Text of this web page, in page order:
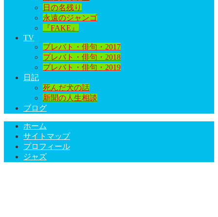
日の名残り
永遠のジャンゴ
『FAKE』
TV
プレバト・俳句・2017
プレバト・俳句・2018
プレバト・俳句・2019
日記
死んだ犬の話
新聞の人生相談
ブログ
ホーム
サイトマップ
プロフィール
ジャズ